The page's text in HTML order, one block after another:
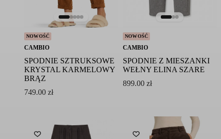
NOWOŚĆ
CAMBIO
SPODNIE SZTRUKSOWE
KRYSTAL KARMELOWY
BRĄZ
749.00 zł
NOWOŚĆ
CAMBIO
SPODNIE Z MIESZANKI
WEŁNY ELINA SZARE
899.00 zł